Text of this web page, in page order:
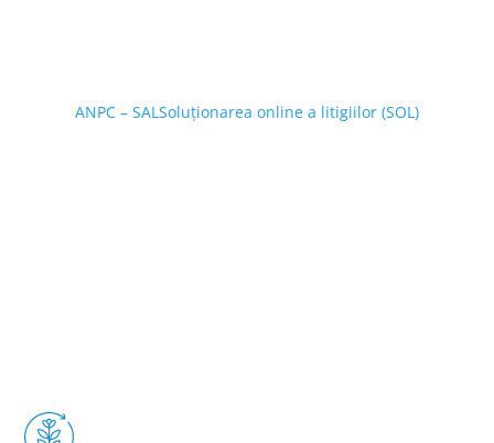
ANPC – SAL Soluționarea online a litigiilor (SOL)